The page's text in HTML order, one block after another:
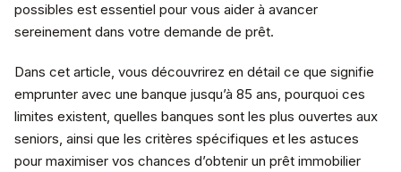
possibles est essentiel pour vous aider à avancer
sereinement dans votre demande de prêt.
Dans cet article, vous découvrirez en détail ce que signifie
emprunter avec une banque jusqu’à 85 ans, pourquoi ces
limites existent, quelles banques sont les plus ouvertes aux
seniors, ainsi que les critères spécifiques et les astuces
pour maximiser vos chances d’obtenir un prêt immobilier